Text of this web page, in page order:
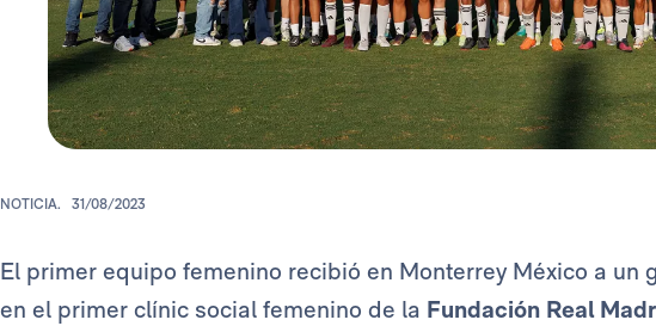
NOTICIA. 31/08/2023
El primer equipo femenino recibió en Monterrey México a un
en el primer clínic social femenino de la Fundación Real